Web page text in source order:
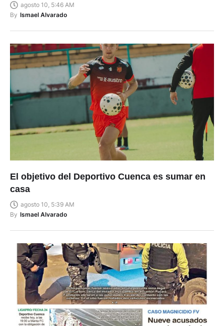
agosto 10, 5:46 AM
By Ismael Alvarado
El objetivo del Deportivo Cuenca es sumar en
casa
agosto 10, 5:39 AM
By Ismael Alvarado